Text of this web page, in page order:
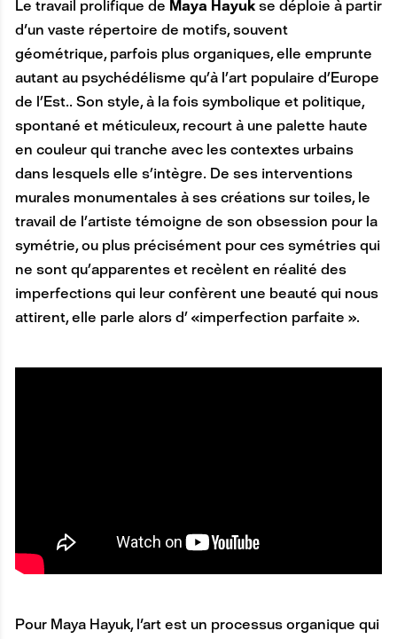
Le travail prolifique de Maya Hayukse déploie à partir
d'un vaste répertoire de motifs, souvent
géométrique, parfois plus organiques, elle emprunte
autant au psychédélisme qu’à l’art populaire d’Europe
de l’Est.. Son style, à la fois symbolique et politique,
spontané et méticuleux, recourt à une palette haute
en couleur qui tranche avec les contextes urbains
dans lesquels elle s’intègre. De ses interventions
murales monumentales à ses créations sur toiles, le
travail de l’artiste témoigne de son obsession pour la
symétrie, ou plus précisément pour ces symétries qui
ne sont qu’apparentes et recèlent en réalité des
imperfections qui leur confèrent une beauté qui nous
attirent, elle parle alors d’ «imperfection parfaite ».
Pour Maya Hayuk, l'art est un processus organique qui